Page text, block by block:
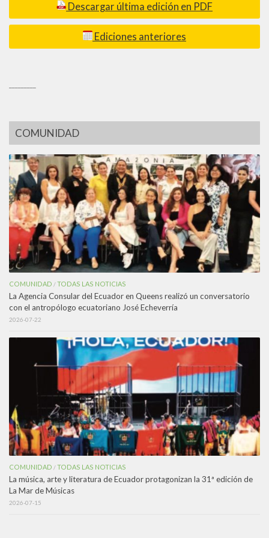
Descargar última edición en PDF
Ediciones anteriores
COMUNIDAD
COMUNIDAD /TODAS LAS NOTICIAS
La Agencia Consular del Ecuador en Queens realizó un conversatorio
con el antropólogo ecuatoriano José Echeverría
2026-07-22
COMUNIDAD /TODAS LAS NOTICIAS
La música, arte y literatura de Ecuador protagonizan la 31ª edición de
La Mar de Músicas
2026-07-15